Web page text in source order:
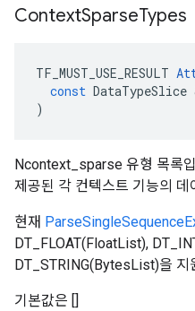
ContextSparseTypes
TF_MUST_USE_RESULT
const DataTypeSlice
)
Ncontext_sparse 유형 목록
제공된 각 컨텍스트 기능의 데
현재
DT_FLOAT(FloatList),
DT_STRING(BytesList)을 지
기본값은 []